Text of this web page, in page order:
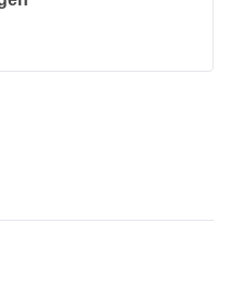
anti-volloop coating voor
van P80 t/m P1200
goede hechting op je
en ondergronden
schuurkorrel